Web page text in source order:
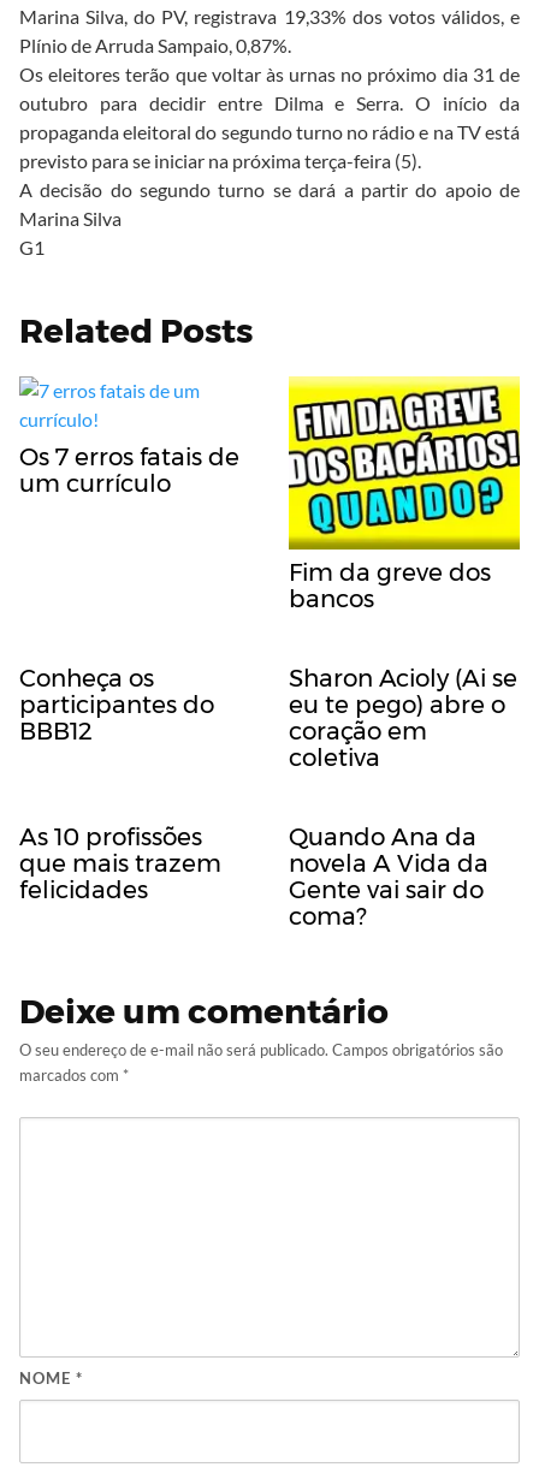
Marina Silva, do PV, registrava 19,33% dos votos válidos, e
Plínio de Arruda Sampaio, 0,87%.
Os eleitores terão que voltar às urnas no próximo dia 31 de
outubro para decidir entre Dilma e Serra. O início da
propaganda eleitoral do segundo turno no rádio e na TV está
previsto para se iniciar na próxima terça-feira (5).
A decisão do segundo turno se dará a partir do apoio de
Marina Silva
G1
Related Posts
Os 7 erros fatais de
um currículo
Fim da greve dos
bancos
Conheça os
participantes do
BBB12
Sharon Acioly (Ai se
eu te pego) abre o
coração em
coletiva
As 10 profissões
que mais trazem
felicidades
Quando Ana da
novela A Vida da
Gente vai sair do
coma?
Deixe um comentário
O seu endereço de e-mail não será publicado. Campos obrigatórios são
marcados com *
NOME *